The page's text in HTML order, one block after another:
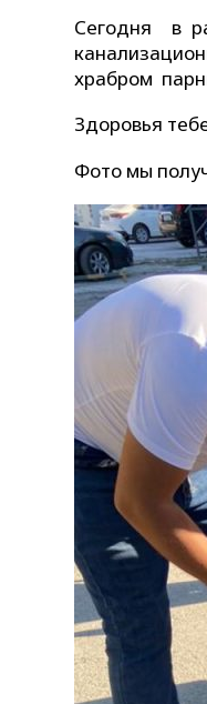
Сегодня в
храбром
Здоровья
Фото мы